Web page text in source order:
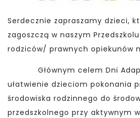
Serdecznie zapraszamy dzieci,
zagoszczą w naszym
rodziców/ prawnych opiekunów
Głównym celem Dni
ułatwienie dzieciom pokonania
środowiska rodzinnego do
przedszkolnego przy aktywnym